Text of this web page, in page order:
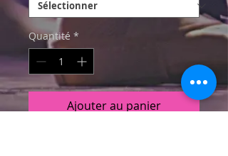
Quantité *
Ajouter au panier